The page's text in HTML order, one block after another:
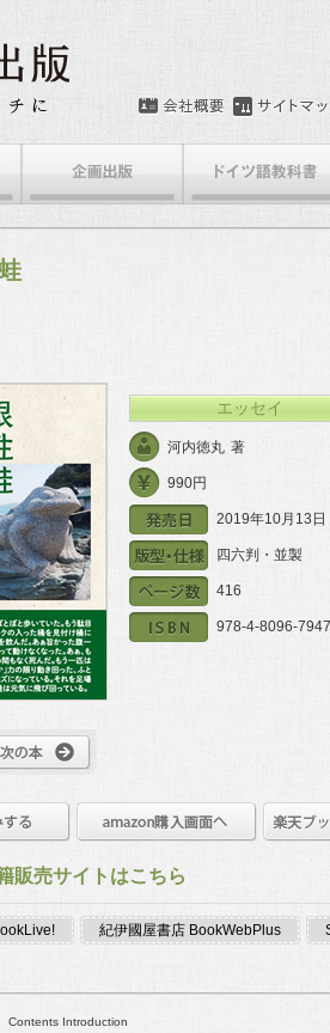
エッセイ
河内徳丸 著
990円
2019年10月13日
四六判・並製
416
978-4-8096-
販売サイトはこちら
紀伊國屋書店 BookWebPlus
Contents Introduction